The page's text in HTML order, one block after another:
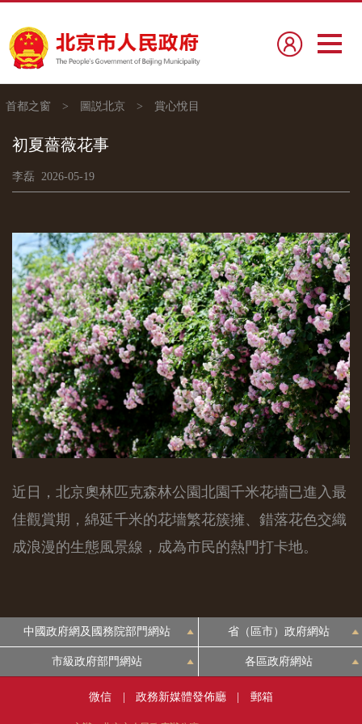
首都之窗 > 圖説北京 > 賞心悅目
初夏薔薇花事
李磊 2026-05-19
近日，北京奧林匹克森林公園北園千米花墻已進入最
佳觀賞期，綿延千米的花墻繁花簇擁、錯落花色交織
成浪漫的生態風景線，成為市民的熱門打卡地。
中國政府網及國務院部門網站 省（區市）政府網站
市級政府部門網站 各區政府網站
微信 政務新媒體發佈廳 郵箱